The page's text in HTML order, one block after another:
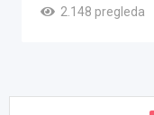
2.148 pregleda